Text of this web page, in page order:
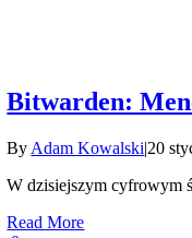
Bitwarden:
By Adam Kowalski|20
W dzisiejszym cyfrowym
Read More